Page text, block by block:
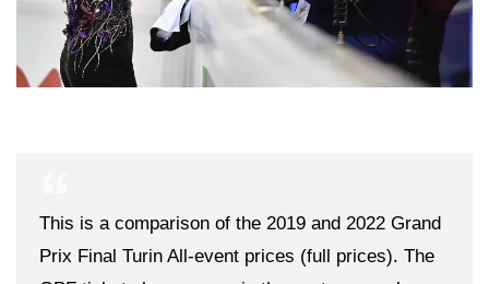
This is a comparison of the 2019 and 2022 Grand
Prix Final Turin All-event prices (full prices). The